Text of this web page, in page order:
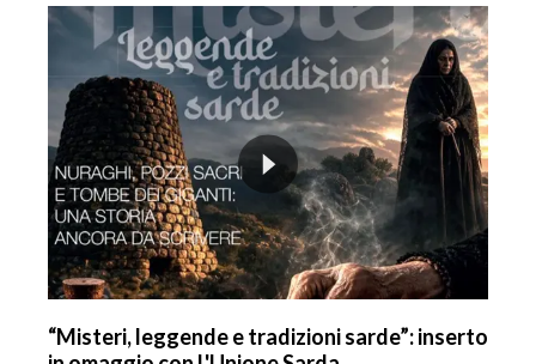
“Misteri, leggende e tradizioni sarde”: inserto